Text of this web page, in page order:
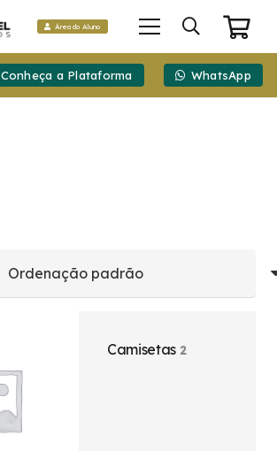
Área do Aluno
Conheça a Plataforma WhatsApp
Camisetas 2